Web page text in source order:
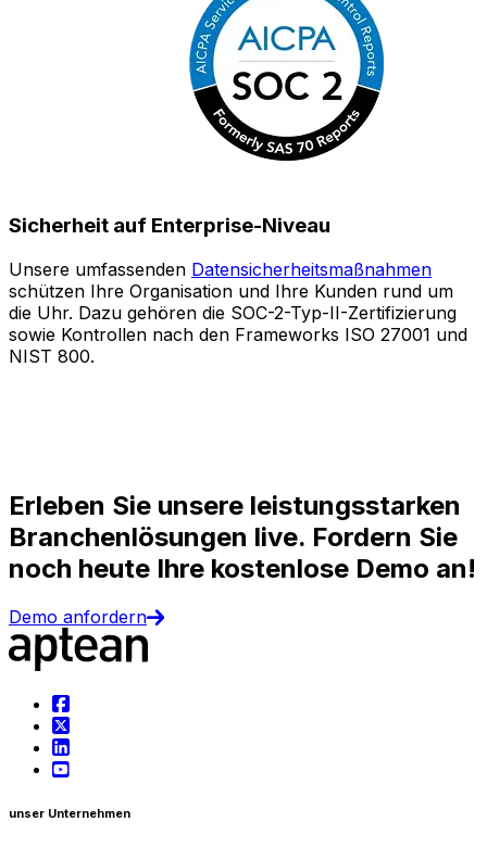
Sicherheit auf Enterprise-Niveau
Unsere umfassenden Datensicherheitsmaßnahmen
schützen Ihre Organisation und Ihre Kunden rund um
die Uhr. Dazu gehören die SOC-2-Typ-II-Zertifizierung
sowie Kontrollen nach den Frameworks ISO 27001 und
NIST 800.
Erleben Sie unsere leistungsstarken
Branchenlösungen live. Fordern Sie
noch heute Ihre kostenlose Demo an!
Demo anfordern
unser Unternehmen